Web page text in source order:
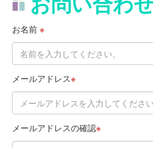
お名前 ※
メールアドレス※
メールアドレスの確認※